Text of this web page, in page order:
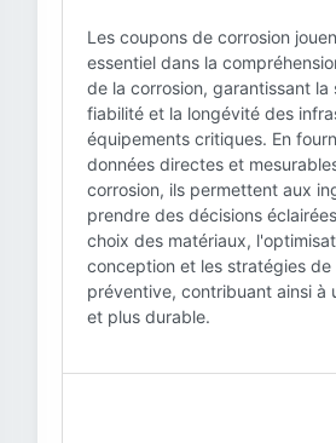
Les coupons de corrosion
essentiel dans la
de la corrosion, garantissant la
fiabilité et la longévité des
équipements critiques. En
données directes et
corrosion, ils permettent aux
prendre des décisions
choix des matériaux,
conception et les stratégies de
préventive, contribuant ainsi à
et plus durable.